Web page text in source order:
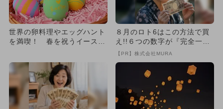
世界の卵料理やエッグハント
を満喫！ 春を祝うイースタ
８月のロト6はこの方法で買
え!!６つの数字が『完全一
致』する方法
【PR】株式会社MURA